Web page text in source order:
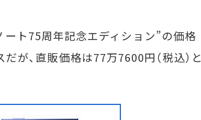
ート75周年記念エディション”の価格
が、直販価格は77万7600円（税込）と